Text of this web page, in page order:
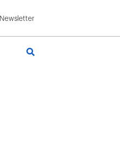
Newsletter